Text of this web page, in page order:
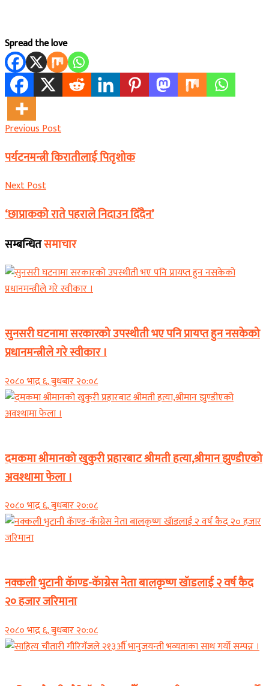
Spread the love
Previous Post
पर्यटनमन्त्री किरातीलाई पितृशोक
Next Post
‘छाप्राकको राते पहराले निदाउन दिँदैन’
सम्बन्धितसमाचार
सुनसरी घटनामा सरकारको उपस्थीती भए पनि प्रायप्त हुन नसकेको
प्रधानमन्त्रीले गरे स्वीकार ।
२०८० भाद्र ६, बुधबार २०:०८
दमकमा श्रीमानको खुकुरी प्रहारबाट श्रीमती हत्या,श्रीमान झुण्डीएको
अवश्थामा फेला ।
२०८० भाद्र ६, बुधबार २०:०८
नक्कली भुटानी कॅाण्ड-कॅाग्रेस नेता बालकृष्ण खॅाडलाई २ वर्ष कैद
२० हजार जरिमाना
२०८० भाद्र ६, बुधबार २०:०८